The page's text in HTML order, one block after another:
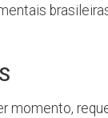
momento,